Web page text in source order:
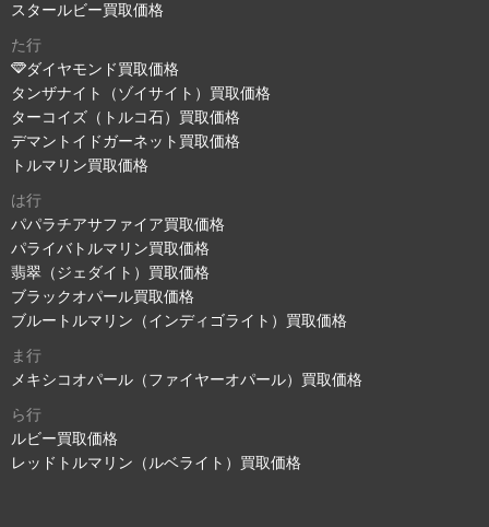
スタールビー買取価格
た行
ダイヤモンド買取価格
タンザナイト（ゾイサイト）買取価格
ターコイズ（トルコ石）買取価格
デマントイドガーネット買取価格
トルマリン買取価格
は行
パパラチアサファイア買取価格
パライバトルマリン買取価格
翡翠（ジェダイト）買取価格
ブラックオパール買取価格
ブルートルマリン（インディゴライト）買取価格
ま行
メキシコオパール（ファイヤーオパール）買取価格
ら行
ルビー買取価格
レッドトルマリン（ルベライト）買取価格